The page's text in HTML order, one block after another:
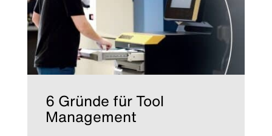
6 Gründe für Tool
Management